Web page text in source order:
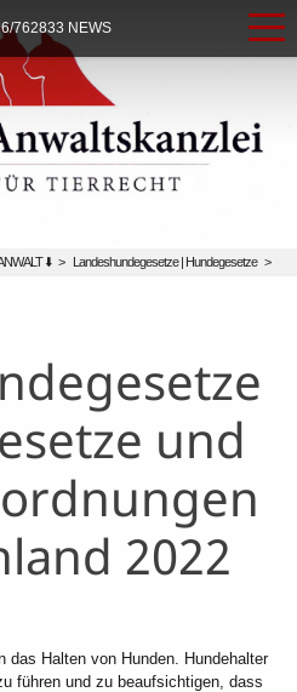
762833 NEWS
⬇️> Landeshundegesetze | Hundegesetze>
und
2022
das Halten von Hunden. Hundehalter
führen und zu beaufsichtigen, dass